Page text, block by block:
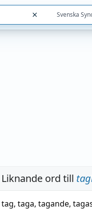
Svenska
Liknande ord till
tag, taga, tagande,